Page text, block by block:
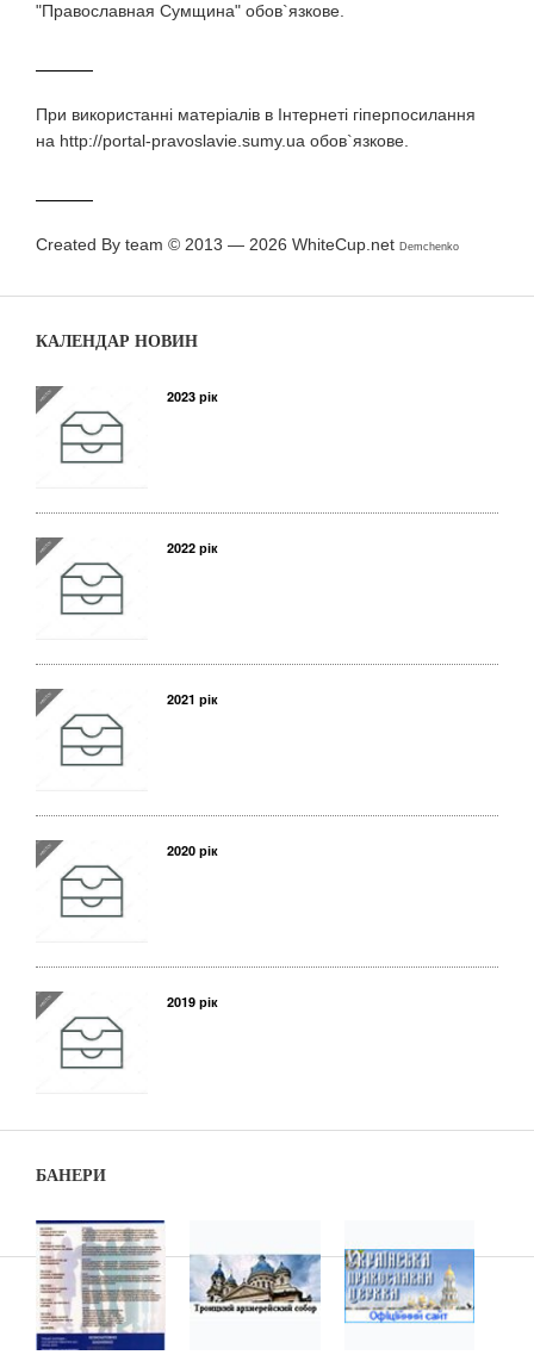
"Православная Сумщина" обов`язкове.
При використаннi матерiалiв в Iнтернетi гiперпосилання
на http://portal-pravoslavie.sumy.ua обов`язкове.
Created By team © 2013 — 2026 WhiteCup.net Demchenko
КАЛЕНДАР НОВИН
2023 рік
2022 рік
2021 рік
2020 рік
2019 рік
БАНЕРИ